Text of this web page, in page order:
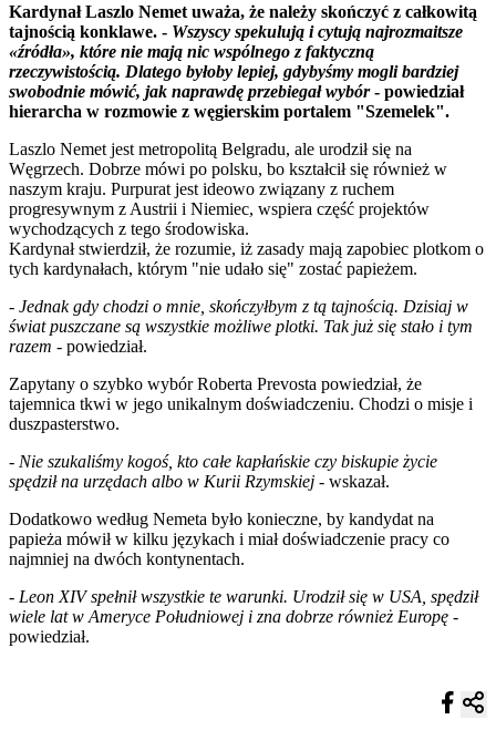
Kardynał Laszlo Nemet uważa, że należy skończyć z całkowitą
tajnością konklawe. - Wszyscy spekulują i cytują najrozmaitsze
«źródła», które nie mają nic wspólnego z faktyczną
rzeczywistością. Dlatego byłoby lepiej, gdybyśmy mogli bardziej
swobodnie mówić, jak naprawdę przebiegał wybór- powiedział
hierarcha w rozmowie z węgierskim portalem "Szemelek".
Laszlo Nemet jest metropolitą Belgradu, ale urodził się na
Węgrzech. Dobrze mówi po polsku, bo kształcił się również w
naszym kraju. Purpurat jest ideowo związany z ruchem
progresywnym z Austrii i Niemiec, wspiera część projektów
wychodzących z tego środowiska.
Kardynał stwierdził, że rozumie, iż zasady mają zapobiec plotkom o
tych kardynałach, którym "nie udało się" zostać papieżem.
- Jednak gdy chodzi o mnie, skończyłbym z tą tajnością. Dzisiaj w
świat puszczane są wszystkie możliwe plotki. Tak już się stało i tym
razem - powiedział.
Zapytany o szybko wybór Roberta Prevosta powiedział, że
tajemnica tkwi w jego unikalnym doświadczeniu. Chodzi o misje i
duszpasterstwo.
- Nie szukaliśmy kogoś, kto całe kapłańskie czy biskupie życie
spędził na urzędach albo w Kurii Rzymskiej - wskazał.
Dodatkowo według Nemeta było konieczne, by kandydat na
papieża mówił w kilku językach i miał doświadczenie pracy co
najmniej na dwóch kontynentach.
- Leon XIV spełnił wszystkie te warunki. Urodził się w USA, spędził
wiele lat w Ameryce Południowej i zna dobrze również Europę -
powiedział.